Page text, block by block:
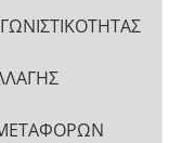
ΜΕΤΑΦΟΡΩΝ